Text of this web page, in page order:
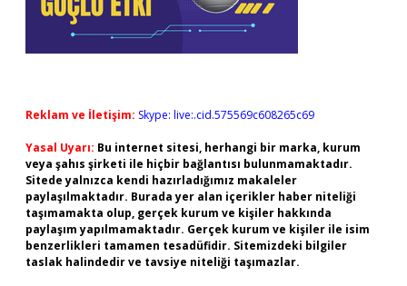
Reklam ve İletişim: Skype: live:.cid.575569c608265c69
Yasal Uyarı: Bu internet sitesi, herhangi bir marka, kurum
veya şahıs şirketi ile hiçbir bağlantısı bulunmamaktadır.
Sitede yalnızca kendi hazırladığımız makaleler
paylaşılmaktadır. Burada yer alan içerikler haber niteliği
taşımamakta olup, gerçek kurum ve kişiler hakkında
paylaşım yapılmamaktadır. Gerçek kurum ve kişiler ile isim
benzerlikleri tamamen tesadüfidir. Sitemizdeki bilgiler
taslak halindedir ve tavsiye niteliği taşımazlar.